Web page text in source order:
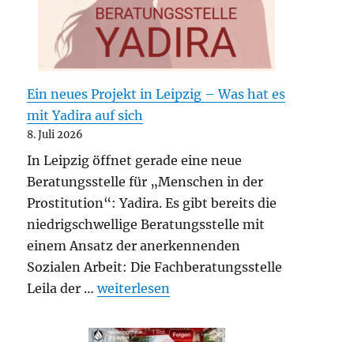
Ein neues Projekt in Leipzig – Was hat es
mit Yadira auf sich
8. Juli 2026
In Leipzig öffnet gerade eine neue
Beratungsstelle für „Menschen in der
Prostitution“: Yadira. Es gibt bereits die
niedrigschwellige Beratungsstelle mit
einem Ansatz der anerkennenden
Sozialen Arbeit: Die Fachberatungsstelle
Leila der …„Ein neues Projekt in Leipzig – Was hat
weiterlesen